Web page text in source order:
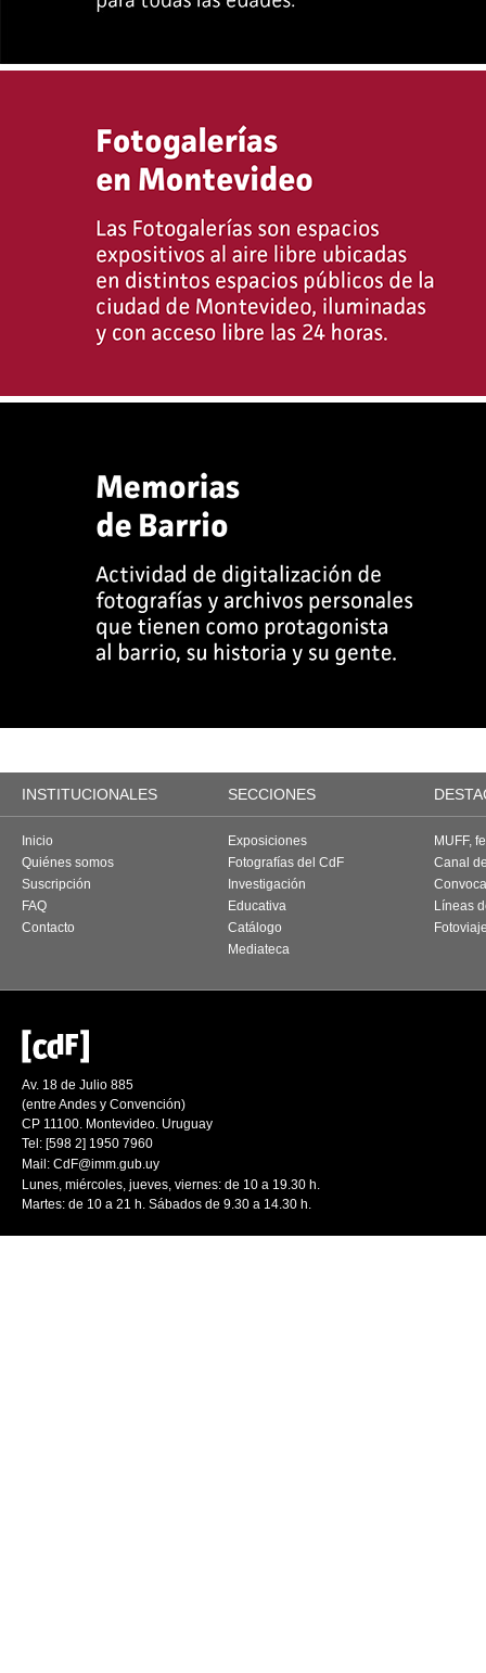
INSTITUCIONALES SECCIONES
Inicio
Quiénes somos
Suscripción
FAQ
Contacto
Exposiciones
Fotografías del CdF
Investigación
Educativa
Catálogo
Mediateca
MUFF,
Canal
Líneas
Av. 18 de Julio 885
(entre Andes y Convención)
CP 11100. Montevideo. Uruguay
Tel: [598 2] 1950 7960
Mail: CdF@imm.gub.uy
Lunes, miércoles, jueves, viernes: de 10 a 19.30 h.
Martes: de 10 a 21 h. Sábados de 9.30 a 14.30 h.